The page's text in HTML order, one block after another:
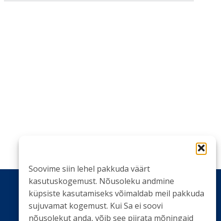
Soovime siin lehel pakkuda väärt
kasutuskogemust. Nõusoleku andmine
küpsiste kasutamiseks võimaldab meil pakkuda
sujuvamat kogemust. Kui Sa ei soovi
nõusolekut anda, võib see piirata mõningaid
LIITU UUDISKIRJAGA